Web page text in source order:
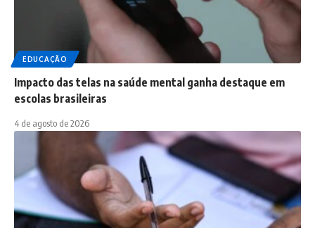
EDUCAÇÃO
Impacto das telas na saúde mental ganha destaque em
escolas brasileiras
4 de agosto de 2026